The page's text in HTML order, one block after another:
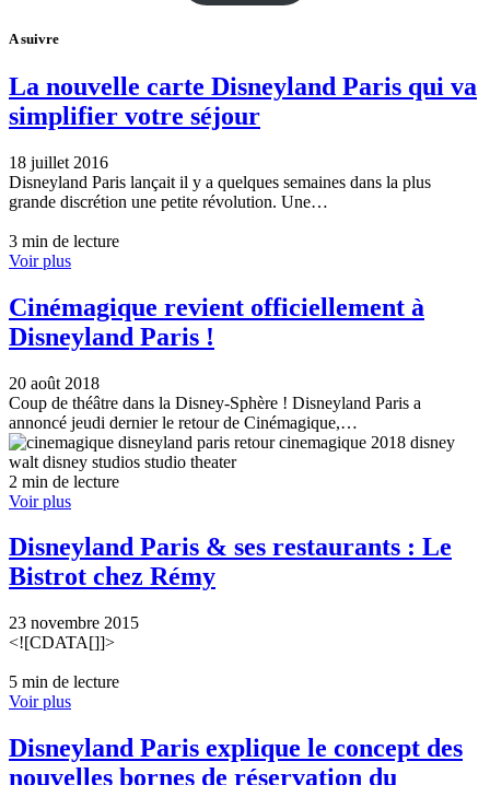
A suivre
La nouvelle carte Disneyland Paris qui va
simplifier votre séjour
18 juillet 2016
Disneyland Paris lançait il y a quelques semaines dans la plus
grande discrétion une petite révolution. Une…
3 min de lecture
Voir plus
Cinémagique revient officiellement à
Disneyland Paris !
20 août 2018
Coup de théâtre dans la Disney-Sphère ! Disneyland Paris a
annoncé jeudi dernier le retour de Cinémagique,…
2 min de lecture
Voir plus
Disneyland Paris & ses restaurants : Le
Bistrot chez Rémy
23 novembre 2015
<![CDATA[]]>
5 min de lecture
Voir plus
Disneyland Paris explique le concept des
nouvelles bornes de réservation du